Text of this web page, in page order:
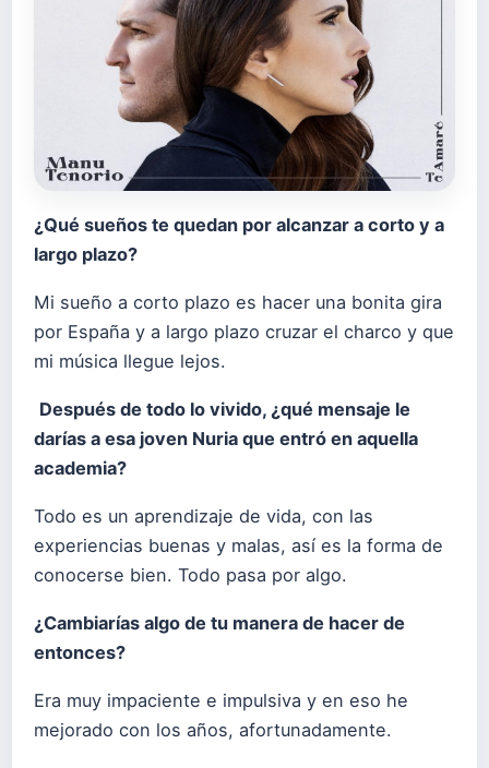
¿Qué sueños te quedan por alcanzar a corto y a
largo plazo?
Mi sueño a corto plazo es hacer una bonita gira
por España y a largo plazo cruzar el charco y que
mi música llegue lejos.
Después de todo lo vivido, ¿qué mensaje le
darías a esa joven Nuria que entró en aquella
academia?
Todo es un aprendizaje de vida, con las
experiencias buenas y malas, así es la forma de
conocerse bien. Todo pasa por algo.
¿Cambiarías algo de tu manera de hacer de
entonces?
Era muy impaciente e impulsiva y en eso he
mejorado con los años, afortunadamente.